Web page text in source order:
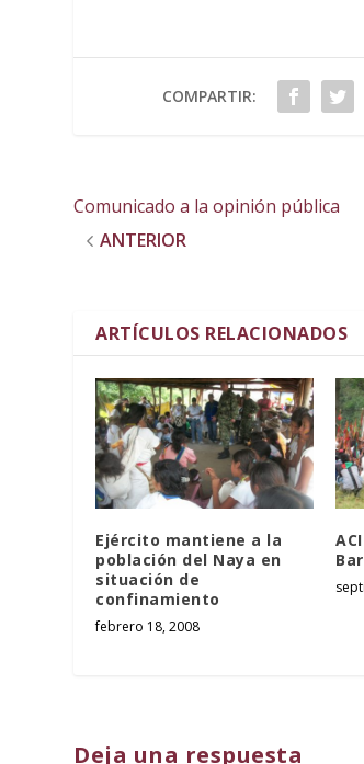
COMPARTIR:
Comunicado a la opinión pública
ANTERIOR
ARTÍCULOS RELACIONADOS
Ejército mantiene a la
población del Naya en
situación de
confinamiento
febrero 18, 2008
Deja una respuesta